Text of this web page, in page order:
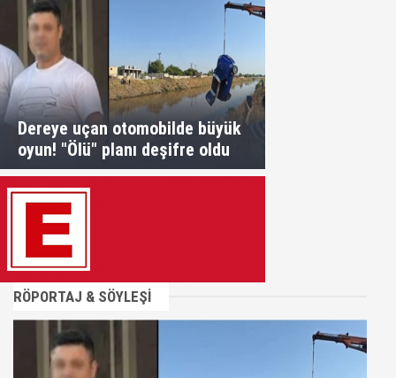
Dereye uçan otomobilde büyük
oyun! "Ölü" planı deşifre oldu
RÖPORTAJ & SÖYLEŞİ